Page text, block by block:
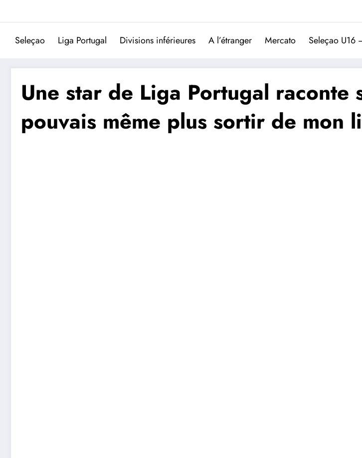
Seleçao Liga Portugal Divisions inférieures A l’étranger Mercato Seleçao U16
Une star de Liga Portugal raconte
pouvais même plus sortir de mon